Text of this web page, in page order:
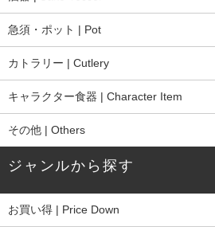
急須・ポット | Pot
カトラリー | Cutlery
キャラクター食器 | Character Item
その他 | Others
ジャンルから探す
お買い得 | Price Down